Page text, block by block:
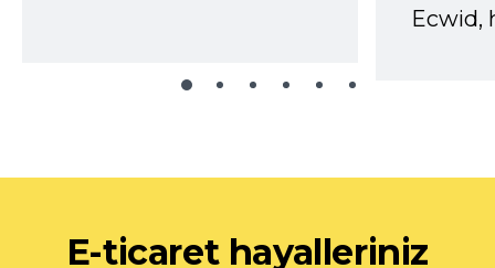
Ecwid,
E-ticaret hayalleriniz